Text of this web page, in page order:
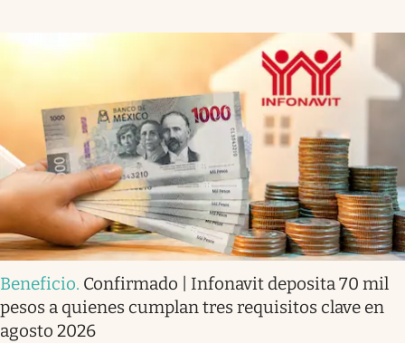
Beneficio. Confirmado | Infonavit deposita 70 mil
pesos a quienes cumplan tres requisitos clave en
agosto 2026